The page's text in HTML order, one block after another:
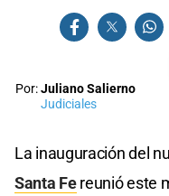
Por:Juliano Salierno
Judiciales
La inauguración del
Santa Fereunió este